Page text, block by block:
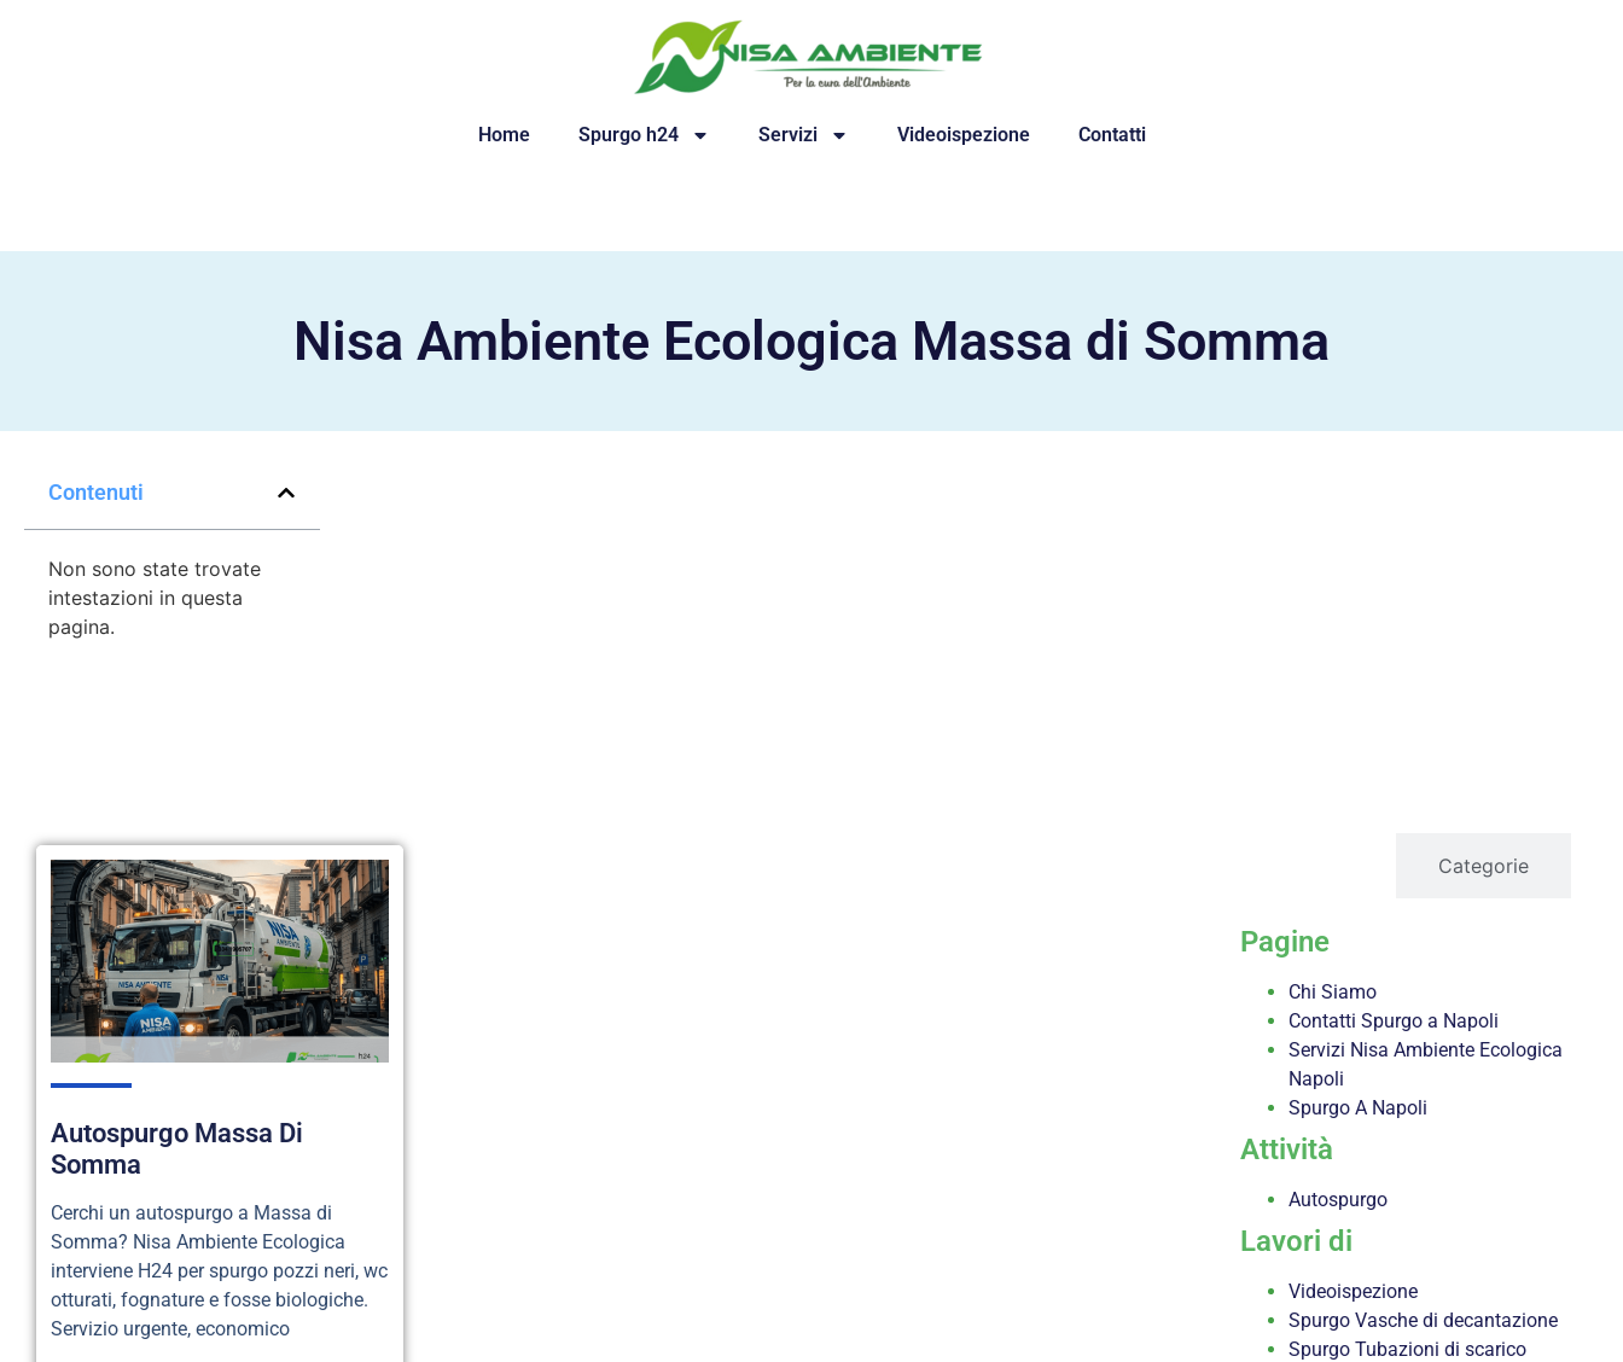
Home Spurgo h24 Servizi Videoispezione Contatti
Nisa Ambiente Ecologica Massa di Somma
Contenuti
Non sono state trovate
intestazioni in questa
pagina.
Autospurgo Massa Di
Somma
Cerchi un autospurgo a Massa di
Somma? Nisa Ambiente Ecologica
interviene H24 per spurgo pozzi neri, wc
otturati, fognature e fosse biologiche.
Servizio urgente, economico
Categorie
Pagine
Chi Siamo
Contatti Spurgo a Napoli
Servizi Nisa Ambiente Ecologica
Napoli
Spurgo A Napoli
Attività
Autospurgo
Lavori di
Videoispezione
Spurgo Vasche di decantazione
Spurgo Tubazioni di scarico